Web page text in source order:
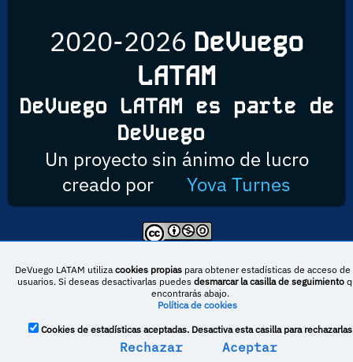
2020-2026 DeVuego
LATAM
DeVuego LATAM es parte de
DeVuego
Un proyecto sin ánimo de lucro
creado por
Yova Turnes
DeVuego Portugal
DeVuego LATAM utiliza cookies propiaspara obtener estadísticas de acceso de
usuarios. Si deseas desactivarlas puedes desmarcar la casilla de seguimiento
encontrarás abajo.
Política de cookies
Cookies de estadísticas aceptadas. Desactiva esta casilla para
Rechazar Aceptar